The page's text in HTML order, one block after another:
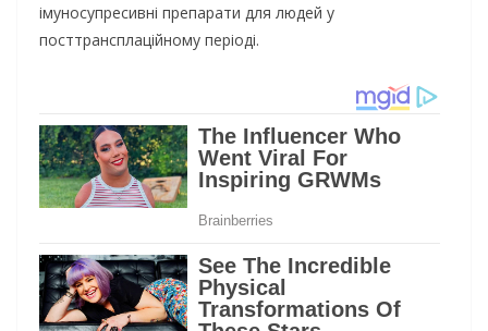
імуносупресивні препарати для людей у
посттрансплаційному періоді.